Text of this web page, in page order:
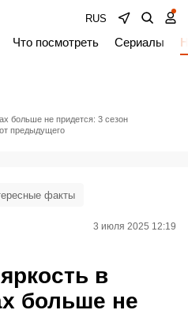
RUS
Что посмотреть Сериалы
больше не придется: 3 сезон
предыдущего
в
больше не
факты
3 июля 2025 12:19